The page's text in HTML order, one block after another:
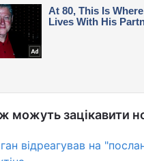
можуть зацікавити
відреагував на